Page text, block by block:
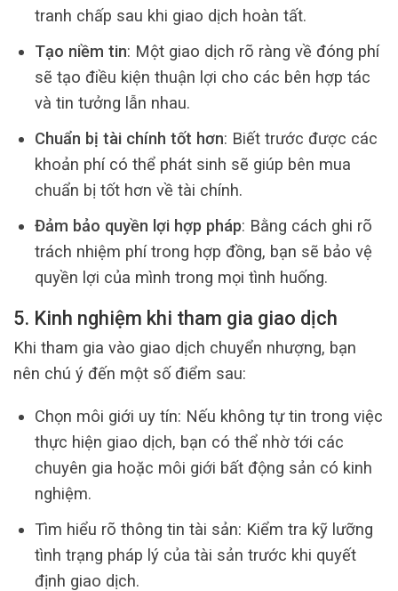
tranh chấp sau khi giao dịch hoàn tất.
Tạo niềm tin: Một giao dịch rõ ràng về đóng phí
sẽ tạo điều kiện thuận lợi cho các bên hợp tác
và tin tưởng lẫn nhau.
Chuẩn bị tài chính tốt hơn: Biết trước được các
khoản phí có thể phát sinh sẽ giúp bên mua
chuẩn bị tốt hơn về tài chính.
Đảm bảo quyền lợi hợp pháp: Bằng cách ghi rõ
trách nhiệm phí trong hợp đồng, bạn sẽ bảo vệ
quyền lợi của mình trong mọi tình huống.
5. Kinh nghiệm khi tham gia giao dịch
Khi tham gia vào giao dịch chuyển nhượng, bạn
nên chú ý đến một số điểm sau:
Chọn môi giới uy tín: Nếu không tự tin trong việc
thực hiện giao dịch, bạn có thể nhờ tới các
chuyên gia hoặc môi giới bất động sản có kinh
nghiệm.
Tìm hiểu rõ thông tin tài sản: Kiểm tra kỹ lưỡng
tình trạng pháp lý của tài sản trước khi quyết
định giao dịch.